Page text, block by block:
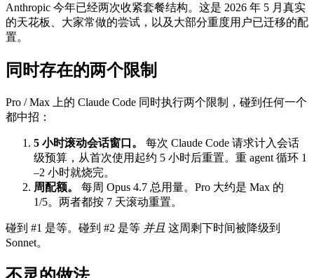
Anthropic 今年已经两次收紧套餐结构。这是 2026 年 5 月真实
的天花板、大家常做的尝试，以及大部分重度用户已迁移的配
置。
同时存在的两个限制
Pro / Max 上的 Claude Code 同时执行两个限制，碰到任何一个
都中招：
5 小时滚动会话窗口。
每次 Claude Code 请求计入会话
级预算，从首次使用起约 5 小时后重置。重 agent 循环 1
–2 小时就烧完。
周配额。
每周 Opus 4.7 总用量。Pro 大约是 Max 的
1/5。两者都按 7 天滚动重置。
碰到 #1 是等。碰到 #2 是等 并且 这周剩下时间被降级到
Sonnet。